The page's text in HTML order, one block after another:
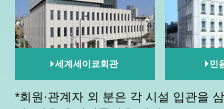
세계세이쿄회관 민
*회원·관계자 외 분은 각 시설 입관을